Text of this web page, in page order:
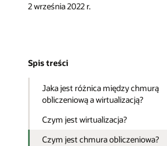
2 września 2022 r.
Spis treści
Jaka jest różnica między chmurą
obliczeniową a wirtualizacją?
Czym jest wirtualizacja?
Czym jest chmura obliczeniowa?